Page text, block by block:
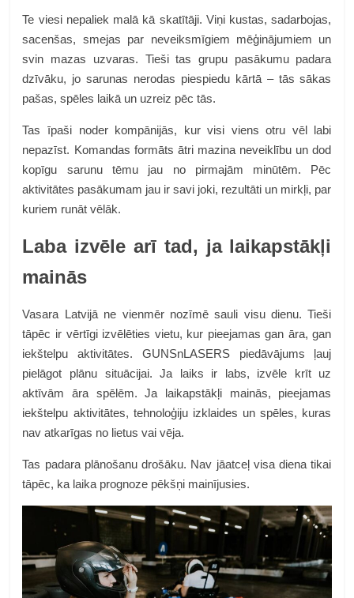
Te viesi nepaliek malā kā skatītāji. Viņi kustas, sadarbojas,
sacenšas, smejas par neveiksmīgiem mēģinājumiem un
svin mazas uzvaras. Tieši tas grupu pasākumu padara
dzīvāku, jo sarunas nerodas piespiedu kārtā – tās sākas
pašas, spēles laikā un uzreiz pēc tās.
Tas īpaši noder kompānijās, kur visi viens otru vēl labi
nepazīst. Komandas formāts ātri mazina neveiklību un dod
kopīgu sarunu tēmu jau no pirmajām minūtēm. Pēc
aktivitātes pasākumam jau ir savi joki, rezultāti un mirkļi, par
kuriem runāt vēlāk.
Laba izvēle arī tad, ja laikapstākļi
mainās
Vasara Latvijā ne vienmēr nozīmē sauli visu dienu. Tieši
tāpēc ir vērtīgi izvēlēties vietu, kur pieejamas gan āra, gan
iekštelpu aktivitātes. GUNSnLASERS piedāvājums ļauj
pielāgot plānu situācijai. Ja laiks ir labs, izvēle krīt uz
aktīvām āra spēlēm. Ja laikapstākļi mainās, pieejamas
iekštelpu aktivitātes, tehnoloģiju izklaides un spēles, kuras
nav atkarīgas no lietus vai vēja.
Tas padara plānošanu drošāku. Nav jāatceļ visa diena tikai
tāpēc, ka laika prognoze pēkšņi mainījusies.